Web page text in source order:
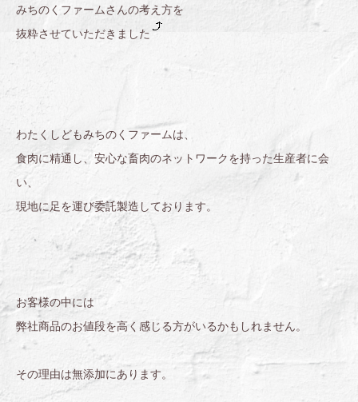
みちのくファームさんの考え方を
抜粋させていただきました
わたくしどもみちのくファームは、
食肉に精通し、安心な畜肉のネットワークを持った生産者に会
い、
現地に足を運び委託製造しております。
お客様の中には
弊社商品のお値段を高く感じる方がいるかもしれません。
その理由は無添加にあります。